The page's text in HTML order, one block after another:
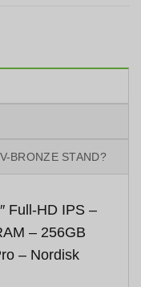
BRONZE STAND?
Full-HD IPS –
– 256GB
– Nordisk